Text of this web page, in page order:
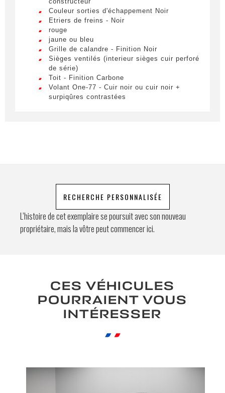
Téléphone
Demande spéciale
Envoyer
Lorem ipsum dolor sit amet, consectetur
adipiscing elit. Ut a elit sed nisl pulvinar
egestas a vel nibh. Sed aliquam varius
feugiat. Suspendisse finibus nec nibh eget
ultricies. Mauris et malesuada augue.
Couleur sorties d'échappement Noir
Etriers de freins - Noir
rouge
jaune ou bleu
Grille de calandre - Finition Noir
Sièges ventilés (interieur sièges cuir perforé
de série)
Toit - Finition Carbone
Volant One-77 - Cuir noir ou cuir noir +
surpiqûres contrastées
RECHERCHE PERSONNALISÉE
L’histoire de cet exemplaire se poursuit avec son nouveau
propriétaire, mais la vôtre peut commencer ici.
CES VÉHICULES
POURRAIENT VOUS
INTÉRESSER